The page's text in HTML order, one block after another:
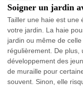
Soigner un jardin
Tailler une haie est une
votre jardin. La haie
jardin ou même de
régulièrement. De plus,
développement des
de muraille pour
souvent. Sinon, elle